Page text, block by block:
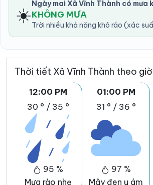
☀️ Ngày mai Xã Vĩnh Thành có mưa
KHÔNG MƯA
Trời nhiều khả năng khô ráo (xác
Thời tiết Xã Vĩnh Thành theo giờ
12:00 PM
30 ° / 35 °
95 %
Mưa rào nhẹ
01:00 PM
31 ° / 36 °
97 %
Mây đen u ám